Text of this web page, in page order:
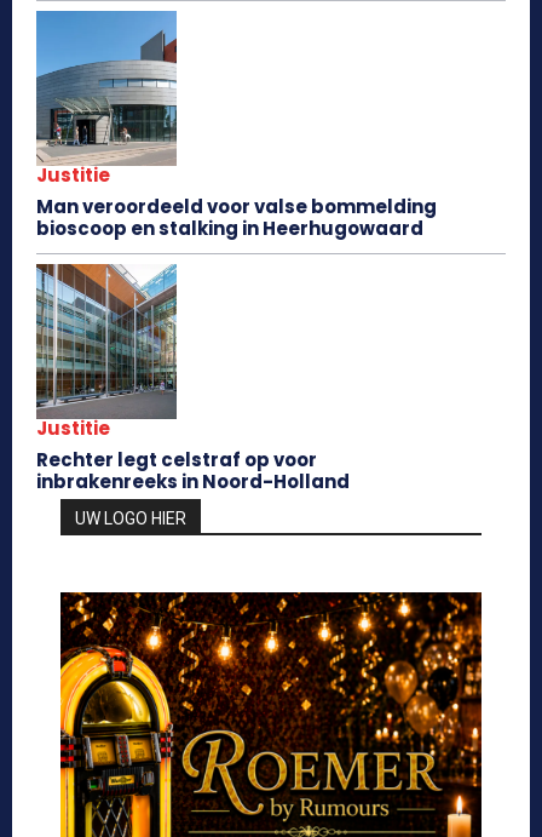
Justitie
Man veroordeeld voor valse bommelding
bioscoop en stalking in Heerhugowaard
Justitie
Rechter legt celstraf op voor
inbrakenreeks in Noord-Holland
UW LOGO HIER